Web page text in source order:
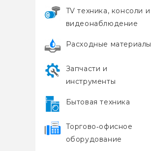
TV техника, консоли и
видеонаблюдение
Расходные материалы
Запчасти и
инструменты
Бытовая техника
Торгово‑офисное
оборудование